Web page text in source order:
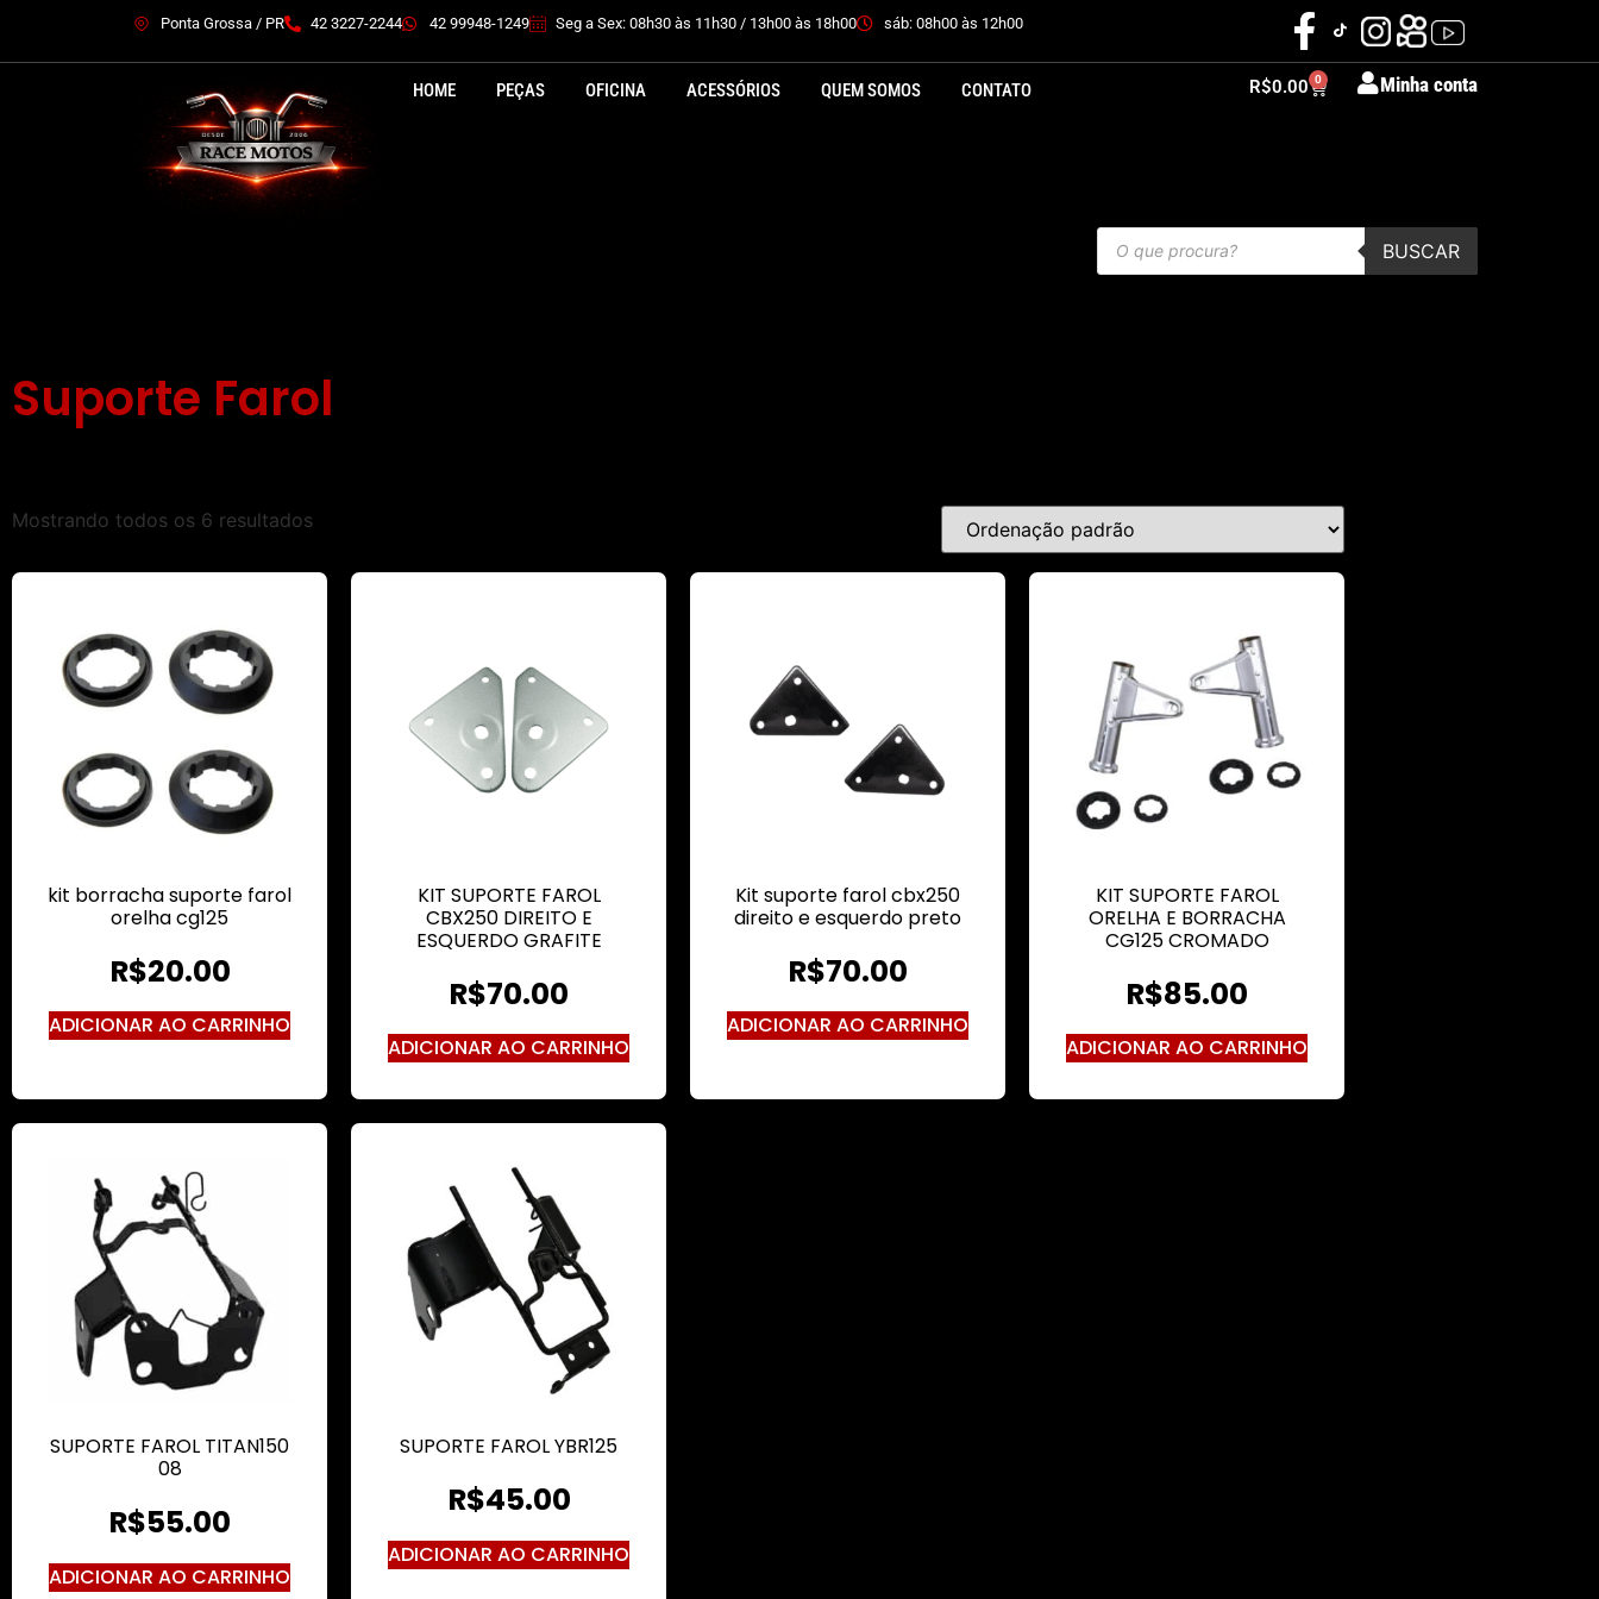
Ponta Grossa / PR 42 3227-2244 42 99948-1249 Seg a Sex: 08h30 às 11h30 / 13h00 às 18h00 sáb: 08h00 às 12h00
HOME PEÇAS OFICINA ACESSÓRIOS QUEM SOMOS CONTATO R$0.00 0 Minha conta
BUSCAR
Suporte Farol
Mostrando todos os 6 resultados
kit borracha suporte farol
orelha cg125
R$20.00
ADICIONAR AO CARRINHO
KIT SUPORTE FAROL
CBX250 DIREITO E
ESQUERDO GRAFITE
R$70.00
ADICIONAR AO CARRINHO
Kit suporte farol cbx250
direito e esquerdo preto
R$70.00
ADICIONAR AO CARRINHO
KIT SUPORTE FAROL
ORELHA E BORRACHA
CG125 CROMADO
R$85.00
ADICIONAR AO CARRINHO
SUPORTE FAROL TITAN150
08
R$55.00
ADICIONAR AO CARRINHO
SUPORTE FAROL YBR125
R$45.00
ADICIONAR AO CARRINHO